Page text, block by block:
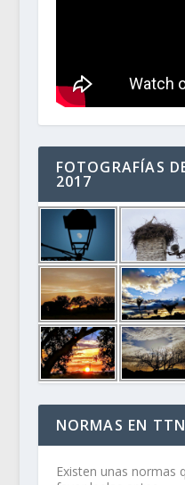
FOTOGRAFÍAS
2017
NORMAS EN TTN
Existen unas normas